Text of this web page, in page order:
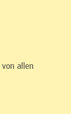
allen